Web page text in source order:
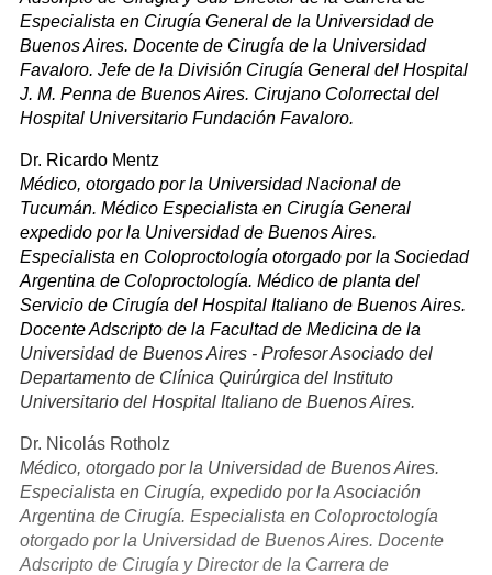
Especialista en Cirugía General de la Universidad de
Buenos Aires. Docente de Cirugía de la Universidad
Favaloro. Jefe de la División Cirugía General del Hospital
J. M. Penna de Buenos Aires. Cirujano Colorrectal del
Hospital Universitario Fundación Favaloro.
Dr. Ricardo Mentz
Médico, otorgado por la Universidad Nacional de
Tucumán. Médico Especialista en Cirugía General
expedido por la Universidad de Buenos Aires.
Especialista en Coloproctología otorgado por la Sociedad
Argentina de Coloproctología. Médico de planta del
Servicio de Cirugía del Hospital Italiano de Buenos Aires.
Docente Adscripto de la Facultad de Medicina de la
Universidad de Buenos Aires - Profesor Asociado del
Departamento de Clínica Quirúrgica del Instituto
Universitario del Hospital Italiano de Buenos Aires.
Dr. Nicolás Rotholz
Médico, otorgado por la Universidad de Buenos Aires.
Especialista en Cirugía, expedido por la Asociación
Argentina de Cirugía. Especialista en Coloproctología
otorgado por la Universidad de Buenos Aires. Docente
Adscripto de Cirugía y Director de la Carrera de